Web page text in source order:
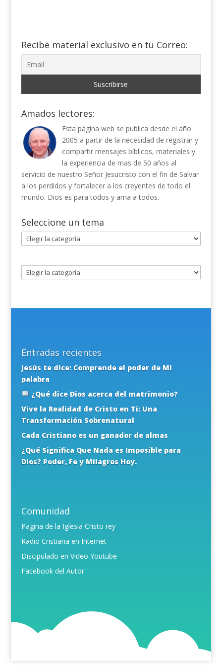
Recibe material exclusivo en tu Correo:
Amados lectores:
Esta página web se publica desde el año
2005 a partir de la necesidad de registrar y
compartir mensajes bíblicos, materiales y
la experiencia de mas de 50 años al
servicio de nuestro Señor Jesucristo con el fin de Salvar
a los perdidos y fortalecer a los creyentes de todo el
mundo. Dios es para todos y ama a todos.
Seleccione un tema
Seleccione
un
Entradas recientes
Jesús te dice: Comprende el poder de Mi
palabra
¿Qué dice Dios acerca del matrimonio?
Vive la Realidad de Cristo en Ti: Una
Transformación Sobrenatural
Cada Cristiano es un ganador de almas
¿Qué Significa Que Nada es Imposible para
Dios? Poder, Fe y Milagros Hoy.
Comunidad
Pagina de la Iglesia Cristo rey
Radio Cristiana en Internet
Discipulado en Video Youtube
Facebook del Autor